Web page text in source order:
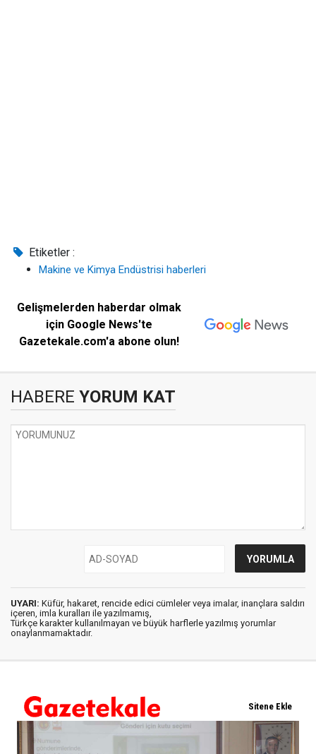
Etiketler :
Makine ve Kimya Endüstrisi haberleri
Gelişmelerden haberdar olmak
için Google News'te
Gazetekale.com'a abone olun!
HABERE YORUM KAT
UYARI: Küfür, hakaret, rencide edici cümleler veya imalar, inançlara saldırı
içeren, imla kuralları ile yazılmamış,
Türkçe karakter kullanılmayan ve büyük harflerle yazılmış yorumlar
onaylanmamaktadır.